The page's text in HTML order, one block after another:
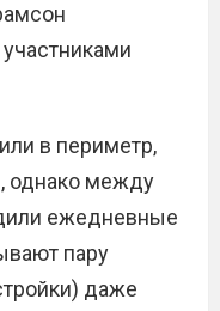
в периметр,
однако между
ежедневные
пару
даже